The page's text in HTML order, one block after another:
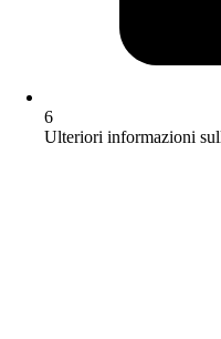
6
Ulteriori informazioni